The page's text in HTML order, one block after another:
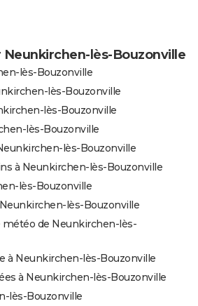
Neunkirchen-lès-Bouzonville
lès-Bouzonville
lès-Bouzonville
lès-Bouzonville
lès-Bouzonville
lès-Bouzonville
à Neunkirchen-lès-Bouzonville
lès-Bouzonville
lès-Bouzonville
de Neunkirchen-lès-
à Neunkirchen-lès-Bouzonville
à Neunkirchen-lès-Bouzonville
lès-Bouzonville